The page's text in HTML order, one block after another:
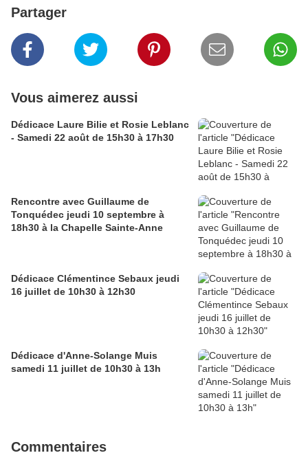
Partager
Vous aimerez aussi
Dédicace Laure Bilie et Rosie Leblanc
- Samedi 22 août de 15h30 à 17h30
Rencontre avec Guillaume de
Tonquédec jeudi 10 septembre à
18h30 à la Chapelle Sainte-Anne
Dédicace Clémentince Sebaux jeudi
16 juillet de 10h30 à 12h30
Dédicace d'Anne-Solange Muis
samedi 11 juillet de 10h30 à 13h
Commentaires